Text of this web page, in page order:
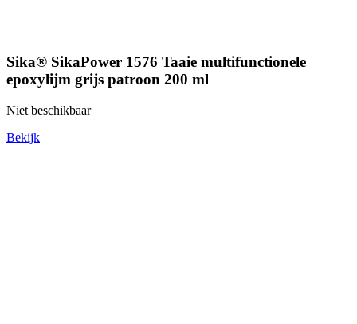
Sika® SikaPower 1576 Taaie multifunctionele
epoxylijm grijs patroon 200 ml
Niet beschikbaar
Bekijk